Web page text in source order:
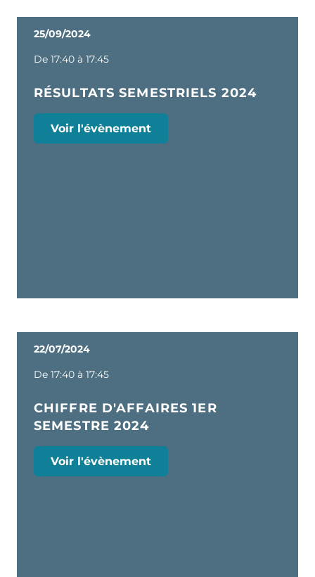
25/09/2024
De 17:40 à 17:45
RÉSULTATS SEMESTRIELS 2024
Voir l'évènement
22/07/2024
De 17:40 à 17:45
CHIFFRE D'AFFAIRES 1ER
SEMESTRE 2024
Voir l'évènement